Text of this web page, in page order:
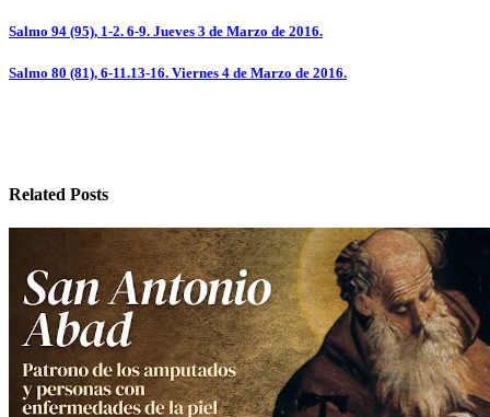
Navegación
de
Salmo 94 (95), 1-2. 6-9. Jueves 3 de Marzo de 2016.
Salmo 80 (81), 6-11.13-16. Viernes 4 de Marzo de 2016.
Related Posts